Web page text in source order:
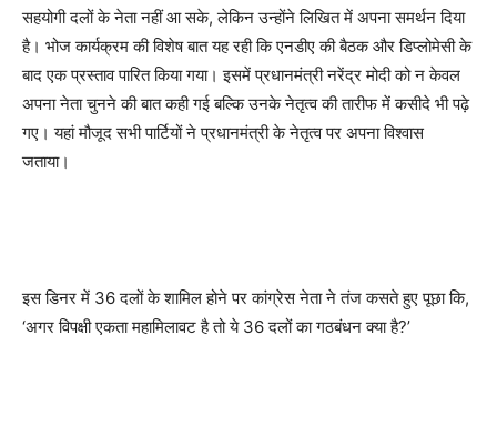
सहयोगी दलों के नेता नहीं आ सके, लेकिन उन्होंने लिखित में अपना समर्थन दिया
है। भोज कार्यक्रम की विशेष बात यह रही कि एनडीए की बैठक और डिप्लोमेसी के
बाद एक प्रस्ताव पारित किया गया। इसमें प्रधानमंत्री नरेंद्र मोदी को न केवल
अपना नेता चुनने की बात कही गई बल्कि उनके नेतृत्व की तारीफ में कसीदे भी पढ़े
गए। यहां मौजूद सभी पार्टियों ने प्रधानमंत्री के नेतृत्व पर अपना विश्वास
जताया।
इस डिनर में 36 दलों के शामिल होने पर कांग्रेस नेता ने तंज कसते हुए पूछा कि,
‘अगर विपक्षी एकता महामिलावट है तो ये 36 दलों का गठबंधन क्या है?’